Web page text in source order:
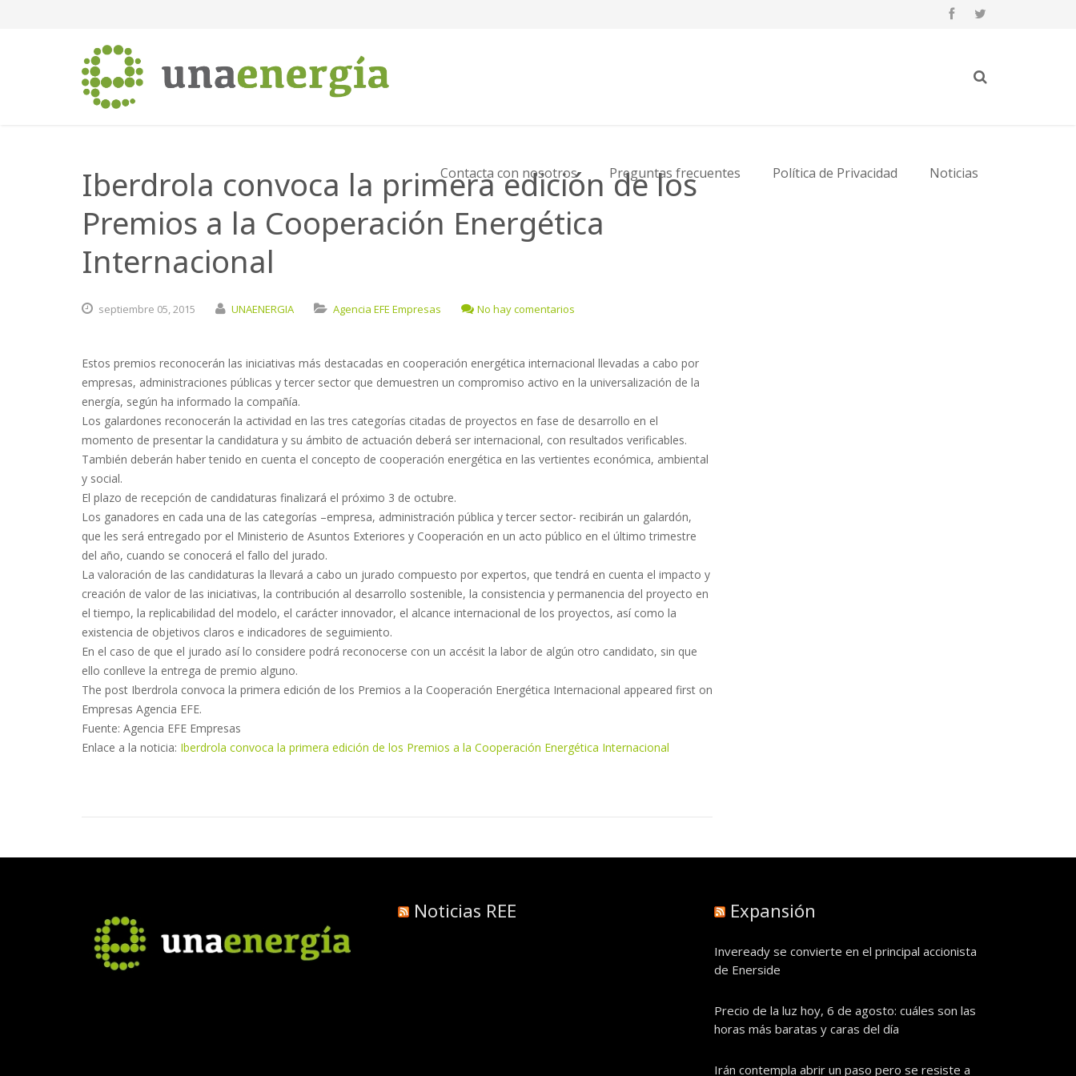
Contacta con nosotros Preguntas frecuentes Política de Privacidad Noticias
Iberdrola convoca la primera edición de los
Premios a la Cooperación Energética
Internacional
septiembre 05,2015 UNAENERGIA Agencia EFE Empresas No hay comentarios
Estos premios reconocerán las iniciativas más destacadas en cooperación energética internacional llevadas a cabo por
empresas, administraciones públicas y tercer sector que demuestren un compromiso activo en la universalización de la
energía, según ha informado la compañía.
Los galardones reconocerán la actividad en las tres categorías citadas de proyectos en fase de desarrollo en el
momento de presentar la candidatura y su ámbito de actuación deberá ser internacional, con resultados verificables.
También deberán haber tenido en cuenta el concepto de cooperación energética en las vertientes económica, ambiental
y social.
El plazo de recepción de candidaturas finalizará el próximo 3 de octubre.
Los ganadores en cada una de las categorías –empresa, administración pública y tercer sector- recibirán un galardón,
que les será entregado por el Ministerio de Asuntos Exteriores y Cooperación en un acto público en el último trimestre
del año, cuando se conocerá el fallo del jurado.
La valoración de las candidaturas la llevará a cabo un jurado compuesto por expertos, que tendrá en cuenta el impacto y
creación de valor de las iniciativas, la contribución al desarrollo sostenible, la consistencia y permanencia del proyecto en
el tiempo, la replicabilidad del modelo, el carácter innovador, el alcance internacional de los proyectos, así como la
existencia de objetivos claros e indicadores de seguimiento.
En el caso de que el jurado así lo considere podrá reconocerse con un accésit la labor de algún otro candidato, sin que
ello conlleve la entrega de premio alguno.
The post Iberdrola convoca la primera edición de los Premios a la Cooperación Energética Internacional appeared first on
Empresas Agencia EFE.
Fuente: Agencia EFE Empresas
Enlace a la noticia: Iberdrola convoca la primera edición de los Premios a la Cooperación Energética Internacional
Noticias REE Expansión
Inveready se convierte en el principal accionista
de Enerside
Precio de la luz hoy, 6 de agosto: cuáles son las
horas más baratas y caras del día
Irán contempla abrir un paso pero se resiste a